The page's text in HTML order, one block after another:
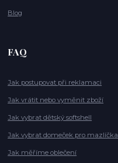
Blog
FAQ
Jak postupovat při reklamaci
Jak vrátit nebo vyměnit zboží
Jak vybrat dětský softshell
Jak vybrat domeček pro mazlíčka
Jak měříme oblečení